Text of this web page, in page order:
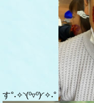
す°˖✧◝(⁰▿⁰)◜✧˖°